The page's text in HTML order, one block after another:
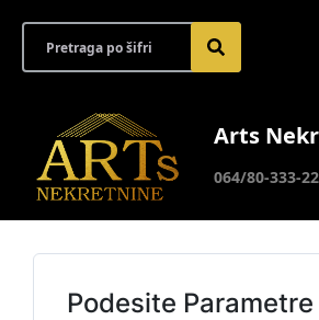
Arts
064/80-333-22
Podesite Parametre